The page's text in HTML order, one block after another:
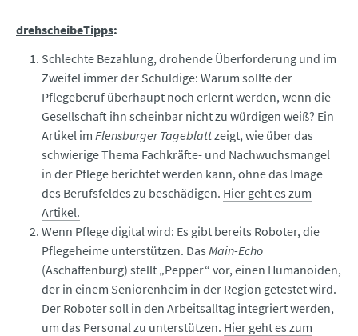
drehscheibeTipps:
Schlechte Bezahlung, drohende Überforderung und im
Zweifel immer der Schuldige: Warum sollte der
Pflegeberuf überhaupt noch erlernt werden, wenn die
Gesellschaft ihn scheinbar nicht zu würdigen weiß? Ein
Artikel im Flensburger Tageblattzeigt, wie über das
schwierige Thema Fachkräfte- und Nachwuchsmangel
in der Pflege berichtet werden kann, ohne das Image
des Berufsfeldes zu beschädigen. Hier geht es zum
Artikel.
Wenn Pflege digital wird: Es gibt bereits Roboter, die
Pflegeheime unterstützen. Das Main-Echo
(Aschaffenburg) stellt „Pepper“ vor, einen Humanoiden,
der in einem Seniorenheim in der Region getestet wird.
Der Roboter soll in den Arbeitsalltag integriert werden,
um das Personal zu unterstützen. Hier geht es zum